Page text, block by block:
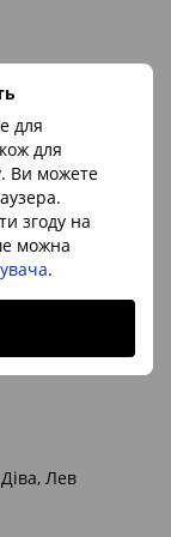
для
для
Ви можете
згоду на
можна
.
бурштину.
Лев